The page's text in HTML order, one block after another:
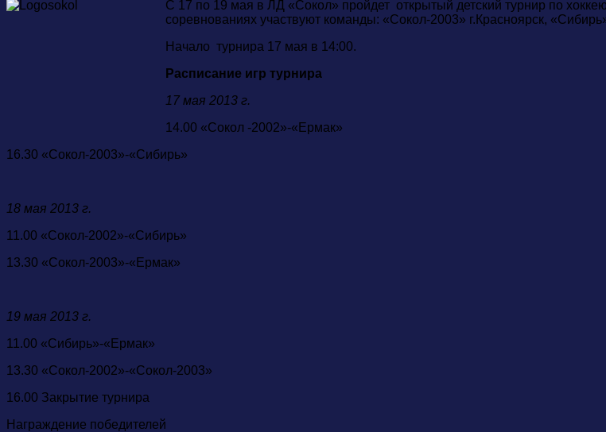
С 17 по 19 мая в ЛД «Сокол» пройдет открытый детский турнир по
соревнованиях участвуют команды: «Сокол-2003» г.Красноярск,
Начало турнира 17 мая в 14:00.
Расписание игр турнира
17 мая 2013 г.
14.00 «Сокол -2002»-«Ермак»
16.30 «Сокол-2003»-«Сибирь»
18 мая 2013 г.
11.00 «Сокол-2002»-«Сибирь»
13.30 «Сокол-2003»-«Ермак»
19 мая 2013 г.
11.00 «Сибирь»-«Ермак»
13.30 «Сокол-2002»-«Сокол-2003»
16.00 Закрытие турнира
Награждение победителей